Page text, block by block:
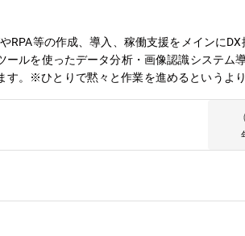
RPA等の作成、導入、稼働支援をメインに
ールを使ったデータ分析・画像認識システ
す。※ひとりで黙々と作業を進めるというよ
りますが、海外との取引業務等は発生いたし